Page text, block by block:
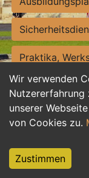
Wir verwenden
Nutzererfahrung
unserer
von Cookies zu.
Zustimmen
Praktika,
Personalwesen
Hilfskräfte,
Weiterbildung,